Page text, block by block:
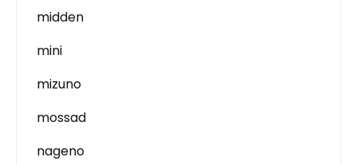
midden
mini
mizuno
mossad
nageno